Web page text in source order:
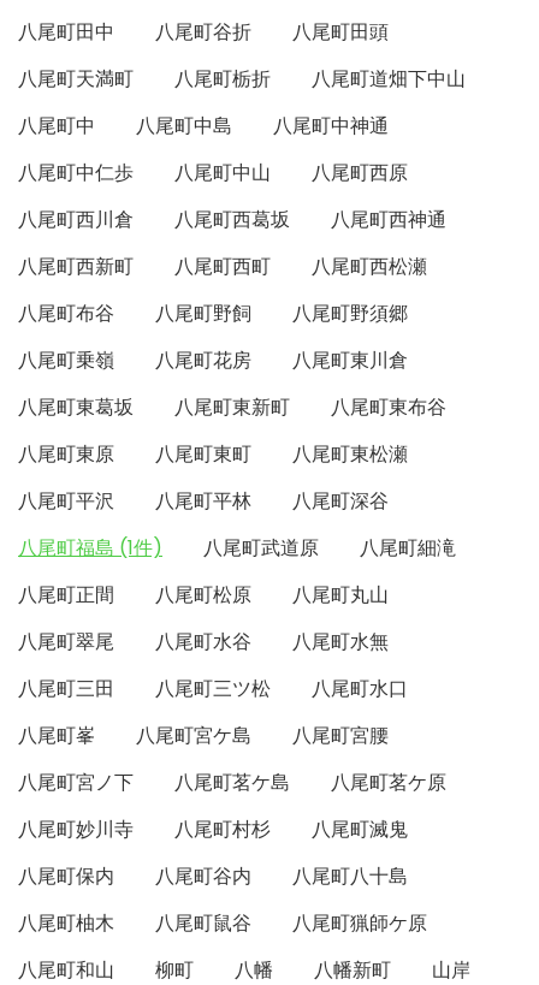
八尾町田中
八尾町谷折
八尾町田頭
八尾町天満町
八尾町栃折
八尾町道畑下中山
八尾町中
八尾町中島
八尾町中神通
八尾町中仁歩
八尾町中山
八尾町西原
八尾町西川倉
八尾町西葛坂
八尾町西神通
八尾町西新町
八尾町西町
八尾町西松瀬
八尾町布谷
八尾町野飼
八尾町野須郷
八尾町乗嶺
八尾町花房
八尾町東川倉
八尾町東葛坂
八尾町東新町
八尾町東布谷
八尾町東原
八尾町東町
八尾町東松瀬
八尾町平沢
八尾町平林
八尾町深谷
八尾町福島 (1件)
八尾町武道原
八尾町細滝
八尾町正間
八尾町松原
八尾町丸山
八尾町翠尾
八尾町水谷
八尾町水無
八尾町三田
八尾町三ツ松
八尾町水口
八尾町峯
八尾町宮ケ島
八尾町宮腰
八尾町宮ノ下
八尾町茗ケ島
八尾町茗ケ原
八尾町妙川寺
八尾町村杉
八尾町滅鬼
八尾町保内
八尾町谷内
八尾町八十島
八尾町柚木
八尾町鼠谷
八尾町猟師ケ原
八尾町和山
柳町 八幡 八幡新町
山岸